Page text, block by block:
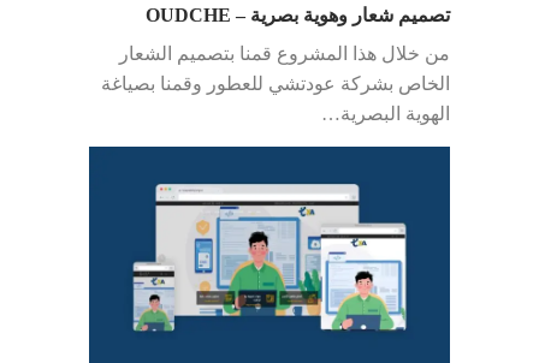
تصميم شعار وهوية بصرية – OUDCHE
من خلال هذا المشروع قمنا بتصميم الشعار
الخاص بشركة عودتشي للعطور وقمنا بصياغة
الهوية البصرية…